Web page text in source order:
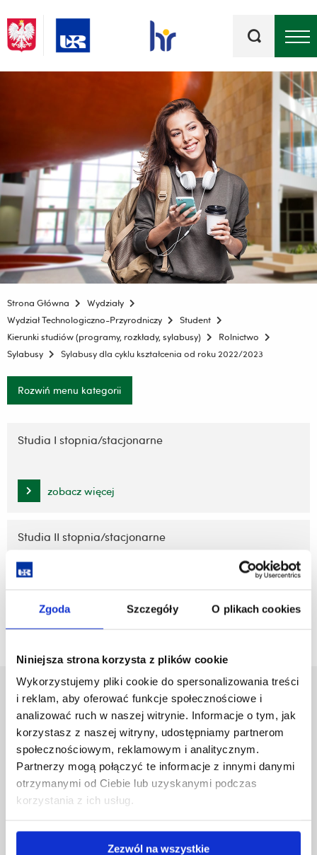
Zgoda Szczegóły O plikach cookies
Niniejsza strona korzysta z plików cookie
Wykorzystujemy pliki cookie do spersonalizowania treści
i reklam, aby oferować funkcje społecznościowe i
analizować ruch w naszej witrynie. Informacje o tym, jak
korzystasz z naszej witryny, udostępniamy partnerom
społecznościowym, reklamowym i analitycznym.
Partnerzy mogą połączyć te informacje z innymi danymi
otrzymanymi od Ciebie lub uzyskanymi podczas
korzystania z ich usług.
Zezwól na wszystkie
kluczowe
Strona Główna
Wydziały
Wydział Technologiczno-Przyrodniczy
Student
Kierunki studiów (programy, rozkłady, sylabusy)
Rolnictwo
Sylabusy
Sylabusy dla cyklu kształcenia od roku 2022/2023
Rozwiń menu kategorii
nawigację
treści
Studia I stopnia/stacjonarne
zobacz więcej
Studia II stopnia/stacjonarne
Uniwersytet Rzeszowski
Al. Tadeusza Rejtana 16C
35-959 Rzeszów
Pomiń
nawigację
przejdź
Polityka prywatności
Mapa serwisu
Biblioteka